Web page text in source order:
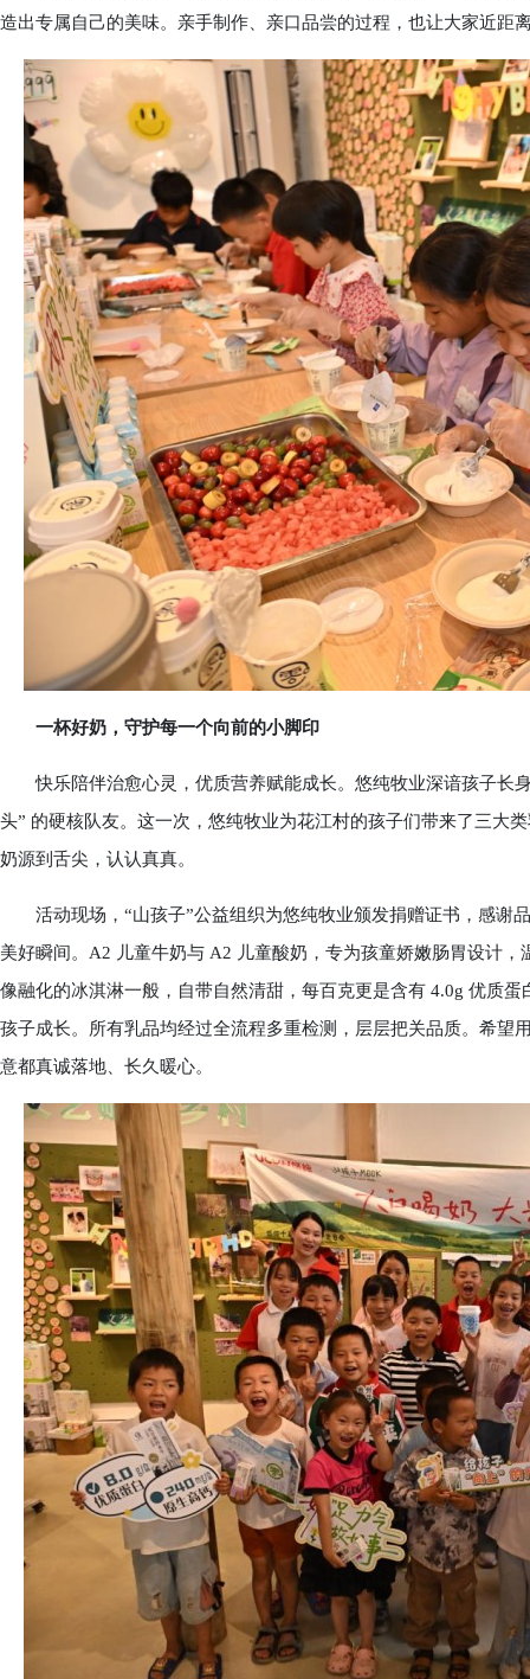
造出专属自己的美味。亲手制作、亲口品尝的过程，也让大家近距
一杯好奶，守护每一个向前的小脚印
快乐陪伴治愈心灵，优质营养赋能成长。悠纯牧业深谙孩子长
头” 的硬核队友。这一次，悠纯牧业为花江村的孩子们带来了三大
奶源到舌尖，认认真真。
活动现场，“山孩子”公益组织为悠纯牧业颁发捐赠证书，感谢
美好瞬间。A2 儿童牛奶与 A2 儿童酸奶，专为孩童娇嫩肠胃设计
像融化的冰淇淋一般，自带自然清甜，每百克更是含有 4.0g 优质
孩子成长。所有乳品均经过全流程多重检测，层层把关品质。希望
意都真诚落地、长久暖心。